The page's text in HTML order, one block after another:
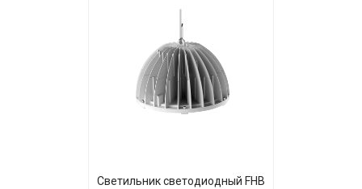
Светильник светодиодный FHB